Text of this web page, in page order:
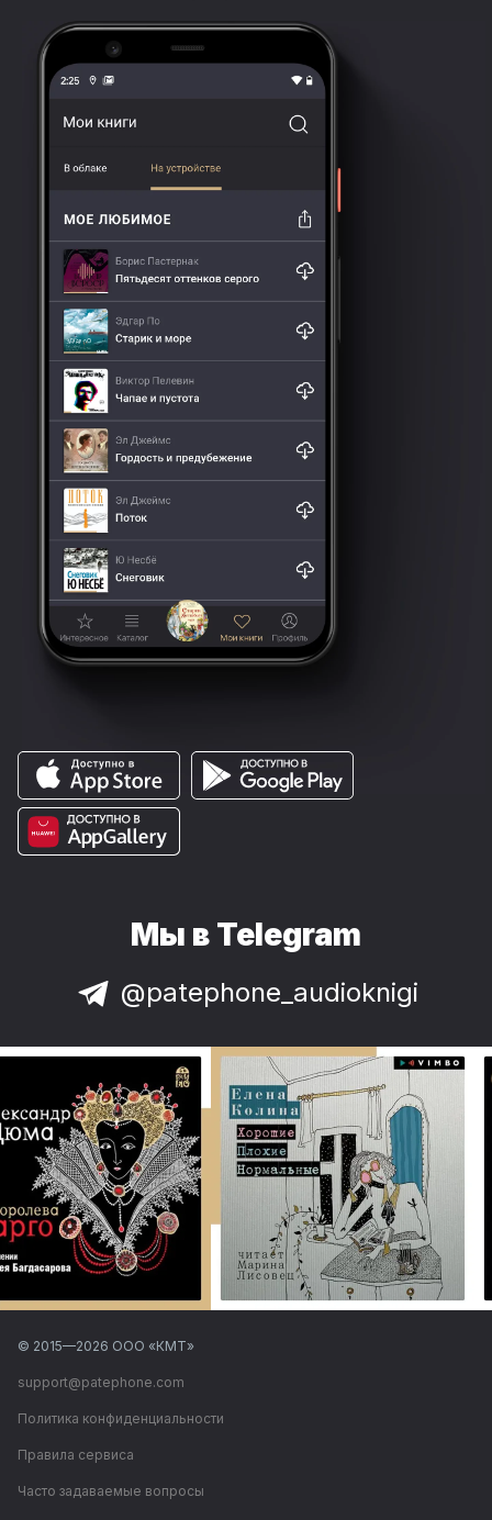
Мы в Telegram
@patephone_audioknigi
© 2015—2026 ООО «КМТ»
support@patephone.com
Политика конфиденциальности
Правила сервиса
Часто задаваемые вопросы